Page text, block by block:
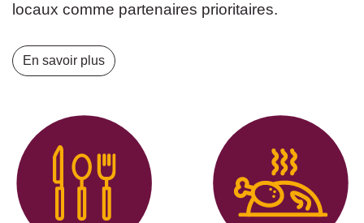
locaux comme partenaires prioritaires.
En savoir plus